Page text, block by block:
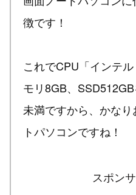
徴です！
これでCPU「インテ
モリ8GB、
未満ですから、かな
トパソコンですね！
スポン